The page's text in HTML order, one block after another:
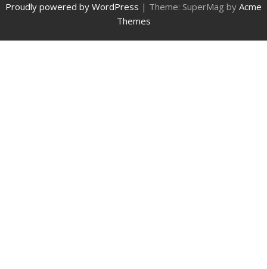
Proudly powered by WordPress | Theme: SuperMag by Acme
Themes